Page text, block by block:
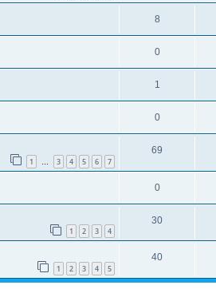
8
0
1
0
1 … 3 4 5 6 7
69
0
1 2 3 4
30
1 2 3 4 5
40